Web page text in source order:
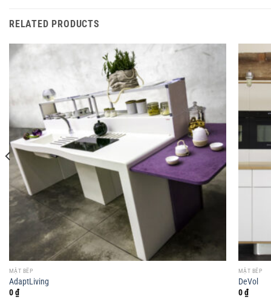
RELATED PRODUCTS
MẶT BẾP
AdaptLiving
0₫
MẶT BẾP
DeVol
0₫